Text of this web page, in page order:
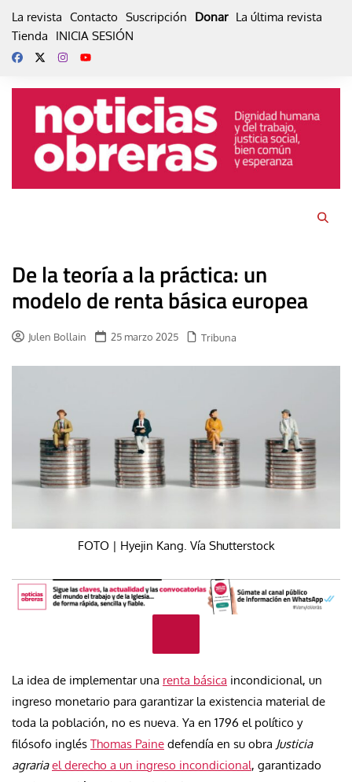
La revista Contacto Suscripción Donar La última revista
Tienda
INICIA SESIÓN
De la teoría a la práctica: un
modelo de renta básica europea
Julen Bollain 25 marzo 2025 Tribuna
FOTO | Hyejin Kang. Vía Shutterstock
La idea de implementar una renta básica incondicional, un
ingreso monetario para garantizar la existencia material de
toda la población, no es nueva. Ya en 1796 el político y
filósofo inglés Thomas Paine defendía en su obra Justicia
agraria el derecho a un ingreso incondicional, garantizado